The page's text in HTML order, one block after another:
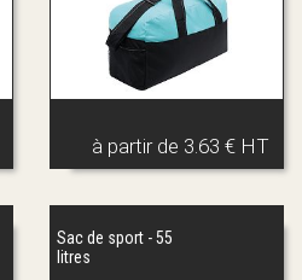
à partir de 3.63 € HT
Sac de sport - 55
litres